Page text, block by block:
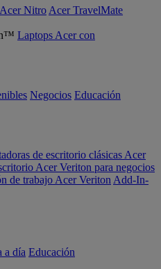
Acer Nitro Acer TravelMate
Laptops Acer con
Negocios Educación
de escritorio clásicas Acer
Acer Veriton para negocios
de trabajo Acer Veriton Add-In-
a día Educación